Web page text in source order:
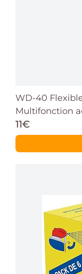
WD-40
Multifonction
11€